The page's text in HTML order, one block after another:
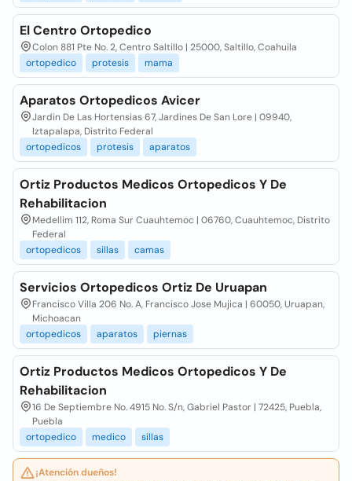
El Centro Ortopedico
Colon 881 Pte No. 2, Centro Saltillo | 25000, Saltillo, Coahuila
ortopedico
protesis mama
Aparatos Ortopedicos Avicer
Jardin De Las Hortensias 67, Jardines De San Lore | 09940,
Iztapalapa, Distrito Federal
ortopedicos
protesis aparatos
Ortiz Productos Medicos Ortopedicos Y De
Rehabilitacion
Medellim 112, Roma Sur Cuauhtemoc | 06760, Cuauhtemoc, Distrito
Federal
ortopedicos
sillas camas
Servicios Ortopedicos Ortiz De Uruapan
Francisco Villa 206 No. A, Francisco Jose Mujica | 60050, Uruapan,
Michoacan
ortopedicos
aparatos piernas
Ortiz Productos Medicos Ortopedicos Y De
Rehabilitacion
16 De Septiembre No. 4915 No. S/n, Gabriel Pastor | 72425, Puebla,
Puebla
ortopedico
medico sillas
¡Atención dueños!